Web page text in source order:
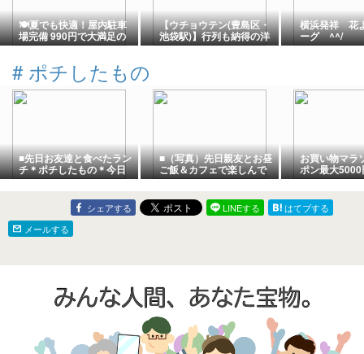
🍽夏でも快適！屋内駐車
場完備 990円で大満足の
ハンバーグランチ（愛知
【ウチョウテン(豊島区・
池袋駅)】行列も納得の洋
食店！黒毛和牛ハンバー
横浜発祥 花
ーグ ^^/
# ポチしたもの
■先日お友達と食べたラン
チ＊ポチしたもの＊今日
の気になるものPICK
UP■
■（写真）先日親友とお昼
ご飯＆カフェで楽しんで
きました＊ポチしたもの
＊今日の気になるもの
PICK UP■
お買い物マラ
ポン最大
1:59まで】
シェアする LINEする
はてブする
メールする